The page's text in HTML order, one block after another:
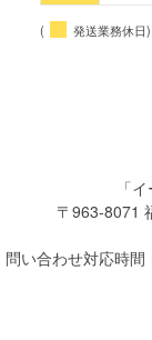
( 発送業務休日)
「
〒963-8071
問い合わせ対応時